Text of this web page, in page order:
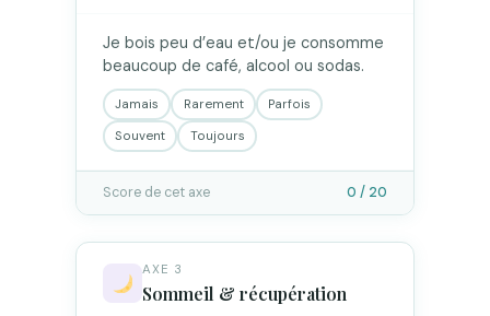
Je bois peu d’eau et/ou je consomme
beaucoup de café, alcool ou sodas.
Jamais Rarement
Parfois
Souvent
Toujours
Score de cet axe 0 / 20
AXE 3
Sommeil & récupération